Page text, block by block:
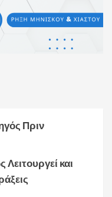
Πριν
και